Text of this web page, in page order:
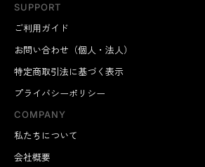
SUPPORT
ご利用ガイド
お問い合わせ（個人・法人）
特定商取引法に基づく表示
プライバシーポリシー
COMPANY
私たちについて
会社概要